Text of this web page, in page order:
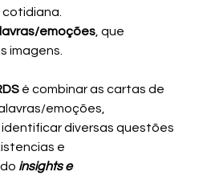
emoções , que
imagens.
é combinar as cartas de
emoções,
diversas questões
e
insights e